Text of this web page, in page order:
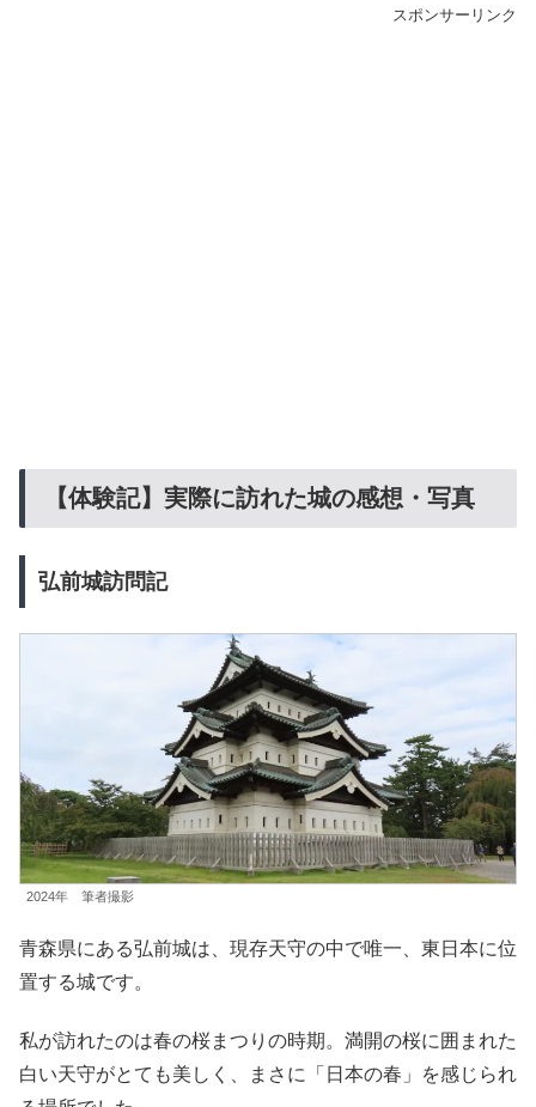
スポンサーリンク
【体験記】実際に訪れた城の感想・写真
弘前城訪問記
2024年 筆者撮影
青森県にある弘前城は、現存天守の中で唯一、東日本に位
置する城です。
私が訪れたのは春の桜まつりの時期。満開の桜に囲まれた
白い天守がとても美しく、まさに「日本の春」を感じられ